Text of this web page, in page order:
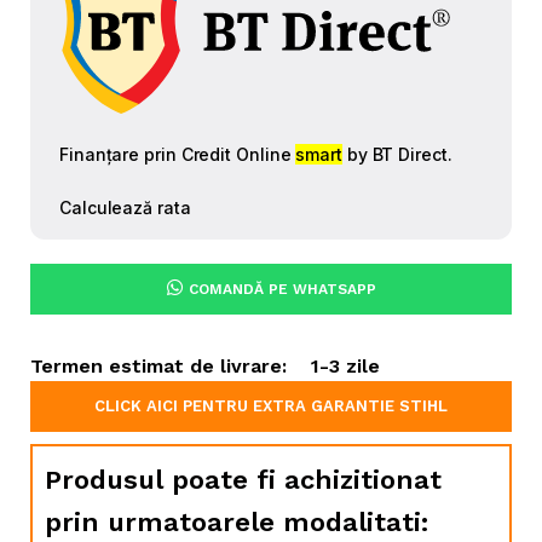
COMANDĂ PE WHATSAPP
Termen estimat de livrare: 1-3 zile
CLICK AICI PENTRU EXTRA GARANTIE STIHL
Produsul poate fi achizitionat
prin urmatoarele modalitati: